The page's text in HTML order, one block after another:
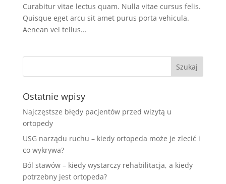
Curabitur vitae lectus quam. Nulla vitae cursus felis.
Quisque eget arcu sit amet purus porta vehicula.
Aenean vel tellus...
Ostatnie wpisy
Najczęstsze błędy pacjentów przed wizytą u
ortopedy
USG narządu ruchu – kiedy ortopeda może je zlecić i
co wykrywa?
Ból stawów – kiedy wystarczy rehabilitacja, a kiedy
potrzebny jest ortopeda?